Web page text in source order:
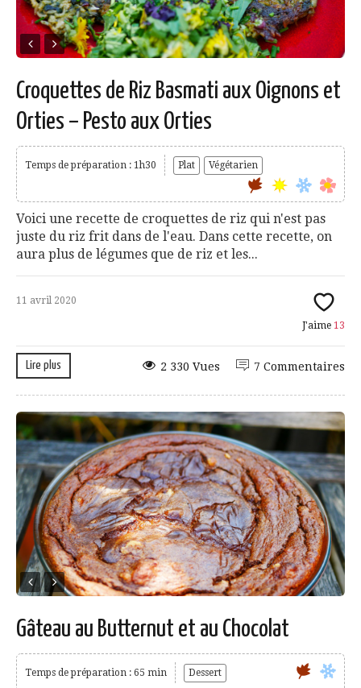
Croquettes de Riz Basmati aux Oignons et
Orties – Pesto aux Orties
Temps de préparation : 1h30 Plat Végétarien
Voici une recette de croquettes de riz qui n'est pas
juste du riz frit dans de l'eau. Dans cette recette, on
aura plus de légumes que de riz et les...
11 avril 2020
J'aime 13
Lire plus 7 Commentaires
2 330 Vues
Gâteau au Butternut et au Chocolat
Temps de préparation : 65 min Dessert